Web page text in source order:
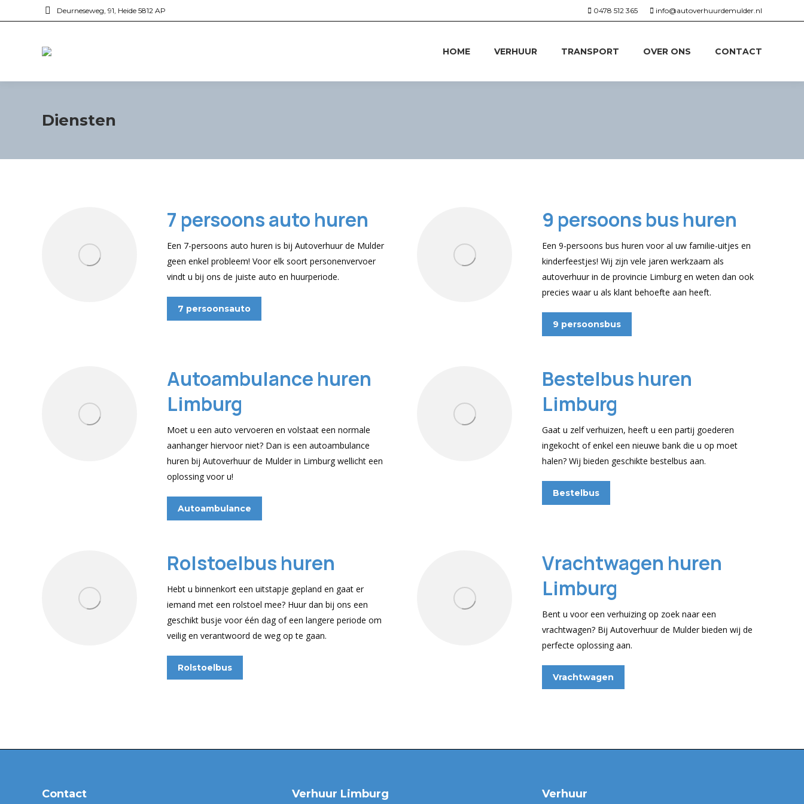
Deurneseweg, 91, Heide 5812 AP 0478 512 365 info@autoverhuurdemulder.nl
HOME VERHUUR TRANSPORT OVER ONS CONTACT
Diensten
7 persoons auto huren
Een 7-persoons auto huren is bij Autoverhuur de Mulder
geen enkel probleem! Voor elk soort personenvervoer
vindt u bij ons de juiste auto en huurperiode.
7 persoonsauto
9 persoons bus huren
Een 9-persoons bus huren voor al uw familie-uitjes en
kinderfeestjes! Wij zijn vele jaren werkzaam als
autoverhuur in de provincie Limburg en weten dan ook
precies waar u als klant behoefte aan heeft.
9 persoonsbus
Autoambulance huren
Limburg
Moet u een auto vervoeren en volstaat een normale
aanhanger hiervoor niet? Dan is een autoambulance
huren bij Autoverhuur de Mulder in Limburg wellicht een
oplossing voor u!
Autoambulance
Bestelbus huren
Limburg
Gaat u zelf verhuizen, heeft u een partij goederen
ingekocht of enkel een nieuwe bank die u op moet
halen? Wij bieden geschikte bestelbus aan.
Bestelbus
Rolstoelbus huren
Hebt u binnenkort een uitstapje gepland en gaat er
iemand met een rolstoel mee? Huur dan bij ons een
geschikt busje voor één dag of een langere periode om
veilig en verantwoord de weg op te gaan.
Rolstoelbus
Vrachtwagen huren
Limburg
Bent u voor een verhuizing op zoek naar een
vrachtwagen? Bij Autoverhuur de Mulder bieden wij de
perfecte oplossing aan.
Vrachtwagen
Contact Verhuur Limburg Verhuur